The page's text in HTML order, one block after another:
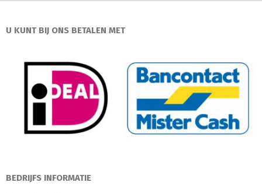
U KUNT BIJ ONS BETALEN MET
BEDRIJFS INFORMATIE